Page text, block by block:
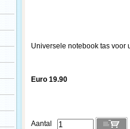
Universele notebook tas voor
Euro 19.90
Aantal